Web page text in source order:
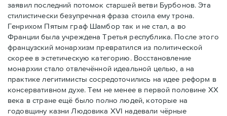
заявил последний потомок старшей ветви Бурбонов. Эта
стилистически безупречная фраза стоила ему трона.
Генрихом Пятым граф Шамбор так и не стал, а во
Франции была учреждена Третья республика. После этого
французский монархизм превратился из политической
скорее в эстетическую категорию. Восстановление
монархии стало отвлечённой идеальной целью, а на
практике легитимисты сосредоточились на идее реформ в
консервативном духе. Тем не менее в первой половине ХХ
века в стране ещё было полно людей, которые на
годовщину казни Людовика XVI надевали чёрные